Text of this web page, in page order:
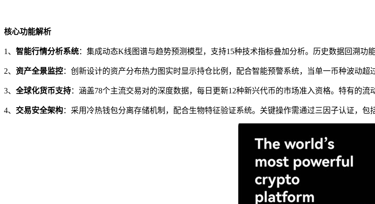
核心功能解析
1、 智能行情分析系统：集成动态K线图谱与趋势预测模型，支持15种技术指标叠加分析。历史数据回溯功
2、 资产全景监控：创新设计的资产分布热力图实时显示持仓比例，配合智能预警系统，当单一币种波动超
3、 全球化货币支持：涵盖78个主流交易对的深度数据，每日更新12种新兴代币的市场准入资格。特有的流
4、 交易安全架构：采用冷热钱包分离存储机制，配合生物特征验证系统。关键操作需通过三因子认证，包